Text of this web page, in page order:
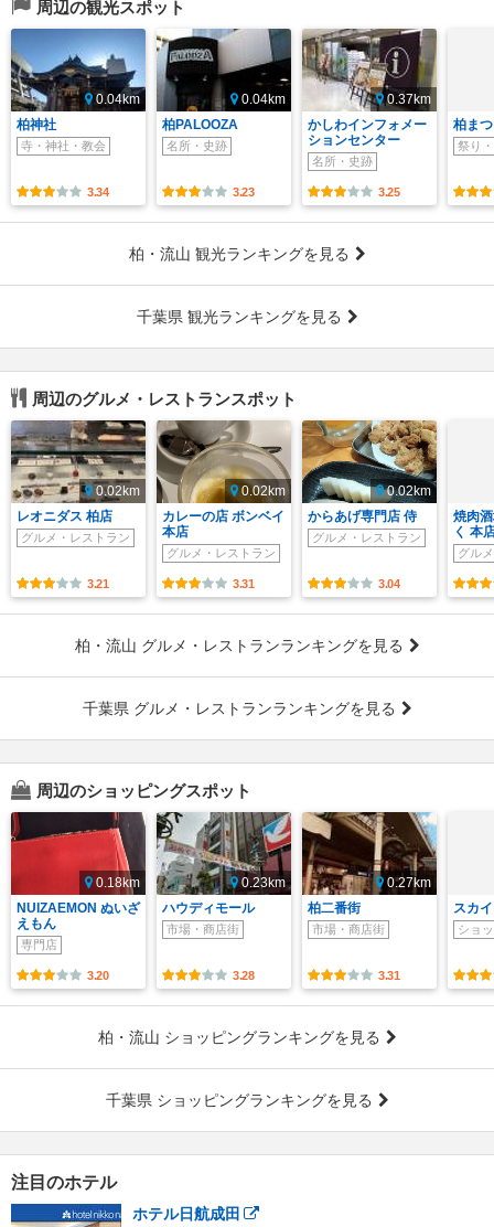
周辺の観光スポット
0.04km
柏神社
寺・神社・教会
3.34
0.04km
柏PALOOZA
名所・史跡
3.23
0.37km
かしわインフォメー
ションセンター
名所・史跡
3.25
柏ま
祭り
柏・流山 観光ランキングを見る
千葉県 観光ランキングを見る
周辺のグルメ・レストランスポット
0.02km
レオニダス 柏店
グルメ・レストラン
3.21
0.02km
カレーの店 ボンベイ
本店
グルメ・レストラン
3.31
0.02km
からあげ専門店 侍
グルメ・レストラン
3.04
焼肉
く 本
グル
柏・流山 グルメ・レストランランキングを見る
千葉県 グルメ・レストランランキングを見る
周辺のショッピングスポット
0.18km
NUIZAEMON ぬいざ
えもん
専門店
3.20
0.23km
ハウディモール
市場・商店街
3.28
0.27km
柏二番街
市場・商店街
3.31
スカ
ショ
柏・流山 ショッピングランキングを見る
千葉県 ショッピングランキングを見る
注目のホテル
ホテル日航成田